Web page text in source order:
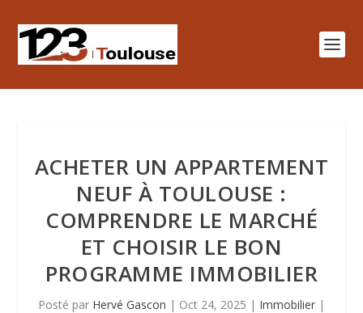
ACHETER UN APPARTEMENT
NEUF À TOULOUSE :
COMPRENDRE LE MARCHÉ
ET CHOISIR LE BON
PROGRAMME IMMOBILIER
Posté par Hervé Gascon | Oct 24, 2025 | Immobilier |